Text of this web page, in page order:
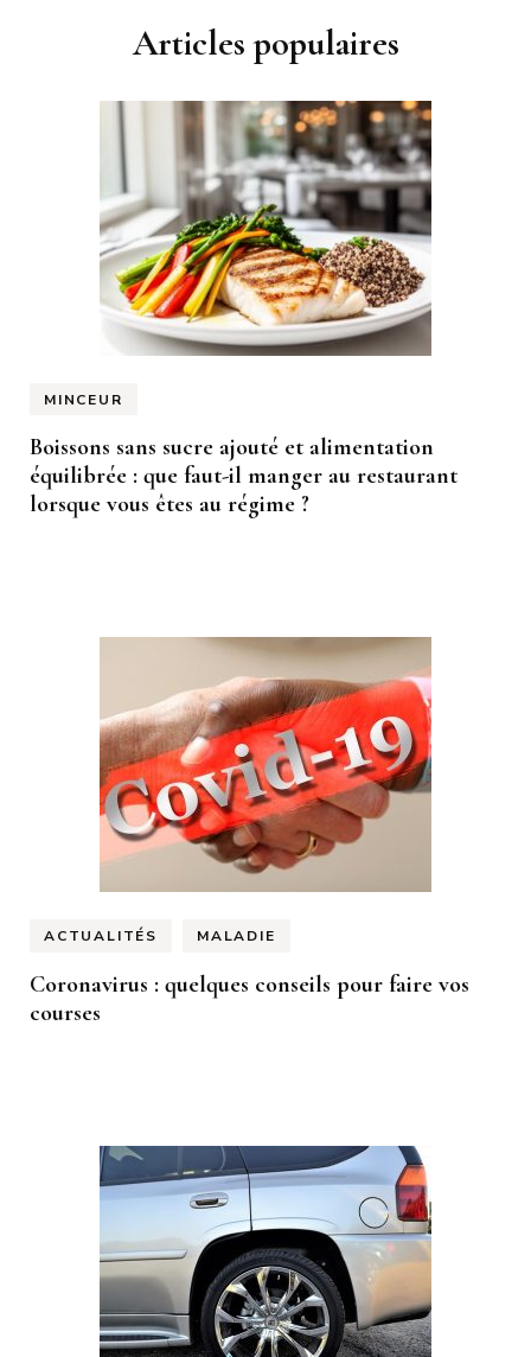
Articles populaires
MINCEUR
Boissons sans sucre ajouté et alimentation
équilibrée : que faut-il manger au restaurant
lorsque vous êtes au régime ?
ACTUALITÉS MALADIE
Coronavirus : quelques conseils pour faire vos
courses